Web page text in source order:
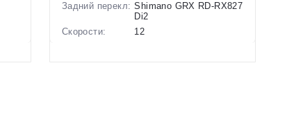
Задний перекл: Shimano GRX RD-RX827
Di2
Скорости:
12